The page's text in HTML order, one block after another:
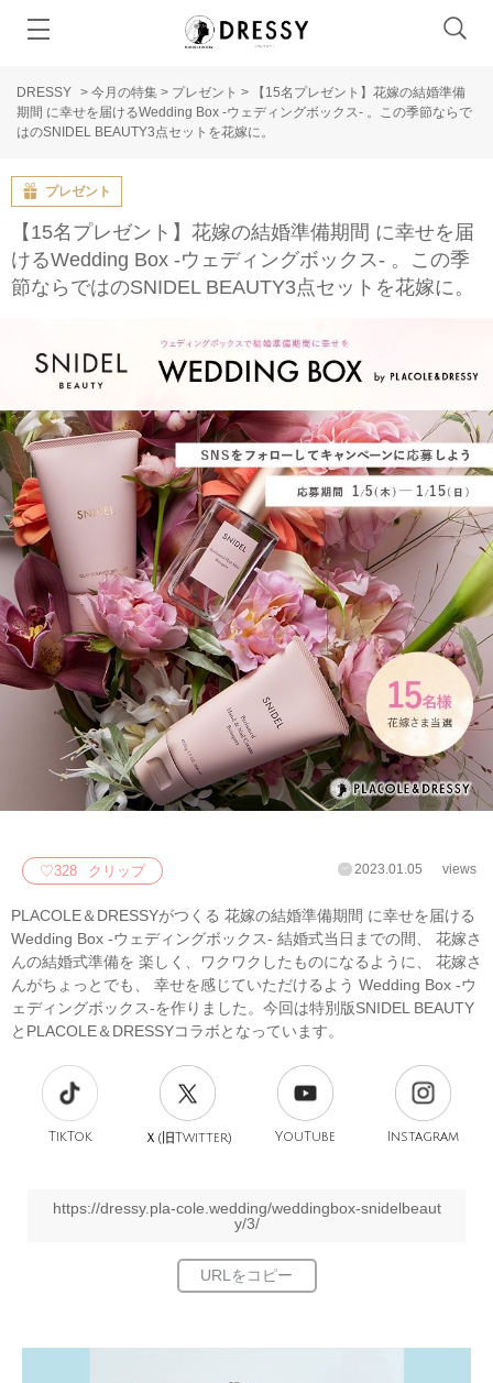
DRESSY > 今月の特集 > プレゼント >
【15名プレゼント】花嫁の結婚準備
期間 に幸せを届けるWedding Box -ウェディングボックス- 。この季節ならで
はのSNIDEL BEAUTY3点セットを花嫁に。
プレゼント
【15名プレゼント】花嫁の結婚準備期間 に幸せを届
けるWedding Box -ウェディングボックス- 。この季
節ならではのSNIDEL BEAUTY3点セットを花嫁に。
♡328 クリップ 2023.01.05 views
PLACOLE＆DRESSYがつくる 花嫁の結婚準備期間 に幸せを届ける
Wedding Box -ウェディングボックス- 結婚式当日までの間、 花嫁さ
んの結婚式準備を 楽しく、ワクワクしたものになるように、 花嫁さ
んがちょっとでも、 幸せを感じていただけるよう Wedding Box -ウ
ェディングボックス-を作りました。今回は特別版SNIDEL BEAUTY
とPLACOLE＆DRESSYコラボとなっています。
TikTok Ｘ(旧Twitter) YouTube Instagram
https://dressy.pla-cole.wedding/weddingbox-snidelbeaut
y/3/